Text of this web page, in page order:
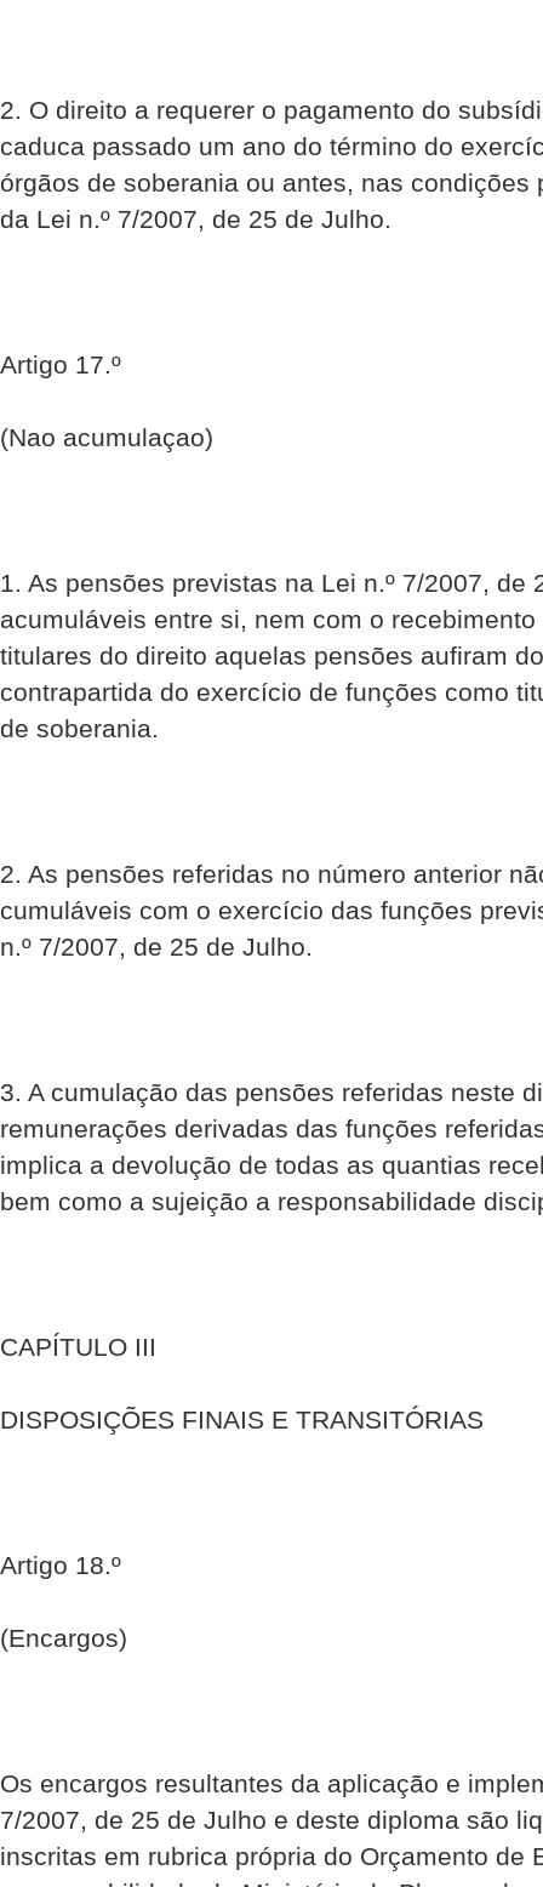
2. O direito a requerer o pagamento do
caduca passado um ano do término do
órgãos de soberania ou antes, nas condições
da Lei n.º 7/2007, de 25 de Julho.
Artigo 17.º
(Nao acumulaçao)
1. As pensões previstas na Lei n.º 7/2007, de
acumuláveis entre si, nem com o
titulares do direito aquelas pensões aufiram
contrapartida do exercício de funções como
de soberania.
2. As pensões referidas no número anterior
cumuláveis com o exercício das funções
n.º 7/2007, de 25 de Julho.
3. A cumulação das pensões referidas neste
remunerações derivadas das funções
implica a devolução de todas as quantias
bem como a sujeição a responsabilidade
CAPÍTULO III
DISPOSIÇÕES FINAIS E TRANSITÓRIAS
Artigo 18.º
(Encargos)
Os encargos resultantes da aplicação e
7/2007, de 25 de Julho e deste diploma são
inscritas em rubrica própria do Orçamento de